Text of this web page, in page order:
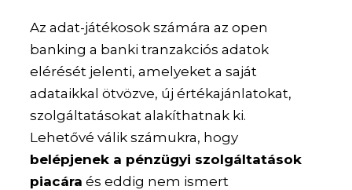
Az adat-játékosok számára az open
banking a banki tranzakciós adatok
elérését jelenti, amelyeket a saját
adataikkal ötvözve, új értékajánlatokat,
szolgáltatásokat alakíthatnak ki.
Lehetővé válik számukra, hogy
belépjenek a pénzügyi szolgáltatások
piacára és eddig nem ismert